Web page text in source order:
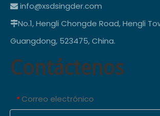
 info@xsdsingder.com
No.1, Hengli Chongde Road, Hengli
Guangdong, 523475, China.
Contáctenos
* Correo electrónico